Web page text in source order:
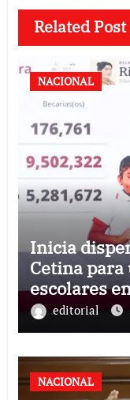
Related Post
NACIONAL
Inicia
Cetina
escolares
Claudia
editorial
NACIONAL